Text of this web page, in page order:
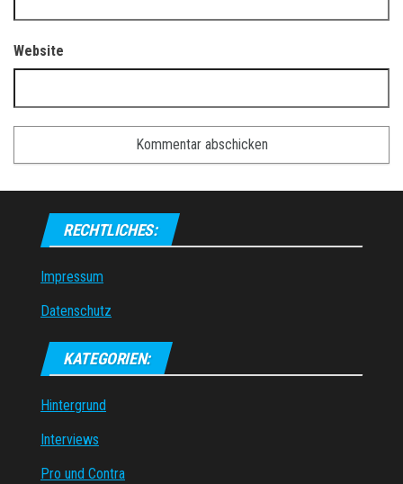
Website
RECHTLICHES:
Impressum
Datenschutz
KATEGORIEN:
Hintergrund
Interviews
Pro und Contra